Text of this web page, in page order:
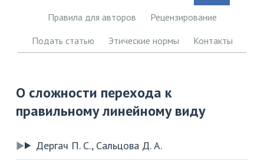
Правила для авторов
Рецензирование
Подать статью
Этические нормы Контакты
О сложности перехода к
правильному линейному виду
Дергач П. С., Сальцова Д. А.